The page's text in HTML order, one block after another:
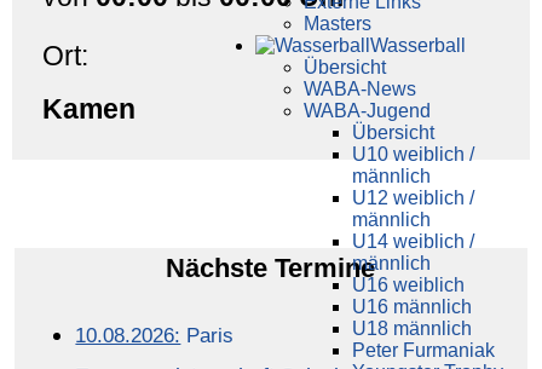
Masters
Wasser­ball
Übersicht
WABA-News
WABA-Jugend
Übersicht
U10 weiblich /
männlich
U12 weiblich /
männlich
U14 weiblich /
männlich
U16 weiblich
U16 männlich
U18 männlich
Peter Furmaniak
Ort:
Kamen
Nächste Termine
10.08.2026: Paris